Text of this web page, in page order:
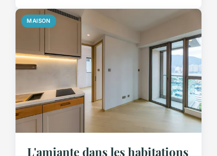
MAISON
L'amiante dans les habitations